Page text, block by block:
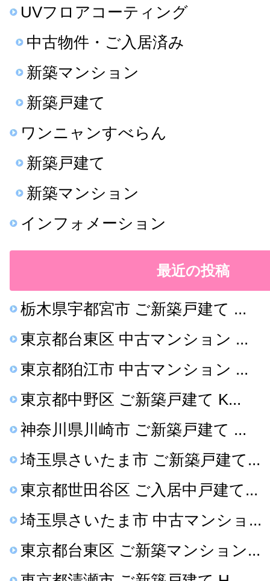
UVフロアコーティング
中古物件・ご入居済み
新築マンション
新築戸建て
ワンニャンすべらん
新築戸建て
新築マンション
インフォメーション
最近の投稿
栃木県宇都宮市 ご新築戸建て ...
東京都台東区 中古マンション ...
東京都狛江市 中古マンション ...
東京都中野区 ご新築戸建て K...
神奈川県川崎市 ご新築戸建て ...
埼玉県さいたま市 ご新築戸建て...
東京都世田谷区 ご入居中戸建て...
埼玉県さいたま市 中古マンショ...
東京都台東区 ご新築マンション...